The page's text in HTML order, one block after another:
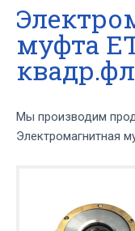
муфта
Мы производим
Электромагнитная